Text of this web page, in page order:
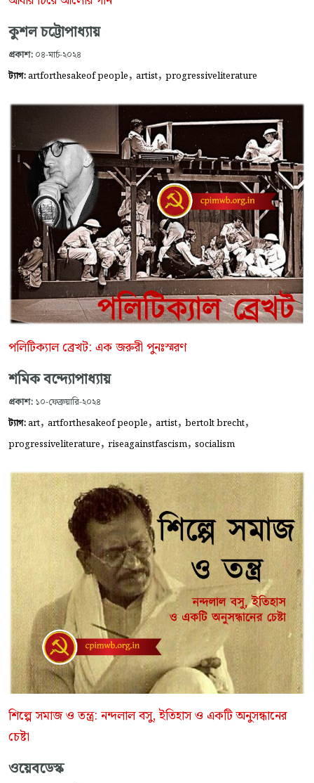
কুশল চট্টোপাধ্যায়
প্রকাশ: ০৪-মার্চ-২০২৪
ট্যাগ:artforthesakeof people, artist, progressiveliterature
পলিটিক্যাল ব্রেখট: এক জরুরী পুনঃস্মরণ
শমিক বন্দ্যোপাধ্যায়
প্রকাশ: ১০-ফেব্রুয়ারি-২০২৪
ট্যাগ:art, artforthesakeof people, artist, bertolt brecht,
progressiveliterature, riseagainstfascism, socialism
শিল্পে সমাজ ও তন্ত্র: নন্দলাল বসু, ইতিহাস ও একটি অনুসন্ধানের
চেষ্টা
ওয়েবডেস্ক